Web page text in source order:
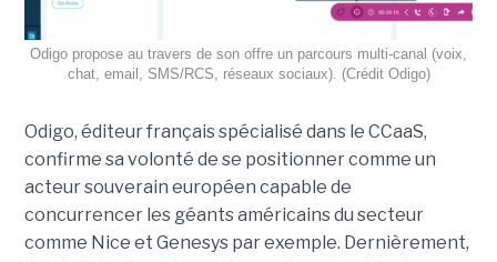
Odigo propose au travers de son offre un parcours multi-canal (voix,
chat, email, SMS/RCS, réseaux sociaux). (Crédit Odigo)
Odigo, éditeur français spécialisé dans le CCaaS,
confirme sa volonté de se positionner comme un
acteur souverain européen capable de
concurrencer les géants américains du secteur
comme Nice et Genesys par exemple. Dernièrement,